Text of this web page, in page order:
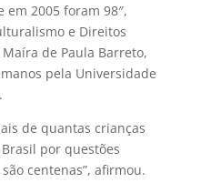
em 2005 foram 98″,
e Direitos
de Paula Barreto,
pela Universidade
de quantas crianças
por questões
centenas”, afirmou.